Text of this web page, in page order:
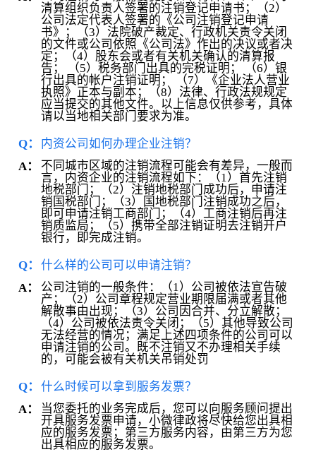
清算组织负责人签署的注销登记申请书；（2）
公司法定代表人签署的《公司注销登记申请
书》；（3）法院破产裁定、行政机关责令关闭
的文件或公司依照《公司法》作出的决议或者决
定；（4）股东会或者有关机关确认的清算报
告； （5）税务部门出具的完税证明； （6）银
行出具的帐户注销证明； （7）《企业法人营业
执照》正本与副本；（8）法律、行政法规规定
应当提交的其他文件。以上信息仅供参考，具体
请以当地相关部门要求为准。
Q：
内资公司如何办理企业注销？
A：
不同城市区域的注销流程可能会有差异，一般而
言，内资企业的注销流程如下：（1）首先注销
地税部门；（2）注销地税部门成功后，申请注
销国税部门；（3）国地税部门注销成功之后，
即可申请注销工商部门；（4）工商注销后再注
销质监局；（5）携带全部注销证明去注销开户
银行，即完成注销。
Q： 什么样的公司可以申请注销？
A：
公司注销的一般条件：（1）公司被依法宣告破
产；（2）公司章程规定营业期限届满或者其他
解散事由出现；（3）公司因合并、分立解散；
（4）公司被依法责令关闭；（5）其他导致公司
无法经营的情况；满足上述四项条件的公司可以
申请注销的公司。既不注销又不办理相关手续
的，可能会被有关机关吊销处罚
Q： 什么时候可以拿到服务发票？
A：
当您委托的业务完成后，您可以向服务顾问提出
开具服务发票申请，小微律政将尽快给您出具相
应的服务发票；第三方服务内容，由第三方为您
出具相应的服务发票。